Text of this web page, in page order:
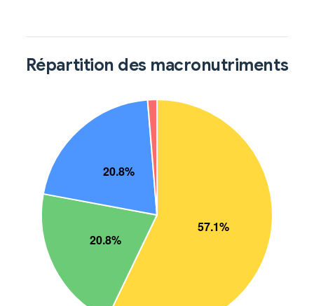
Répartition des macronutriments